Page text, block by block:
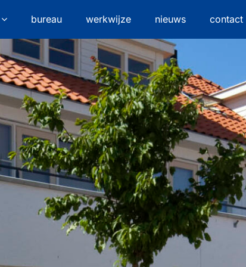
bureau werkwijze nieuws contact